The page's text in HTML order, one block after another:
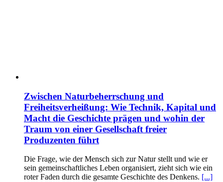
Zwischen Naturbeherrschung und
Freiheitsverheißung: Wie Technik, Kapital und
Macht die Geschichte prägen und wohin der
Traum von einer Gesellschaft freier
Produzenten führt
Die Frage, wie der Mensch sich zur Natur stellt und wie er
sein gemeinschaftliches Leben organisiert, zieht sich wie ein
roter Faden durch die gesamte Geschichte des Denkens. [...]